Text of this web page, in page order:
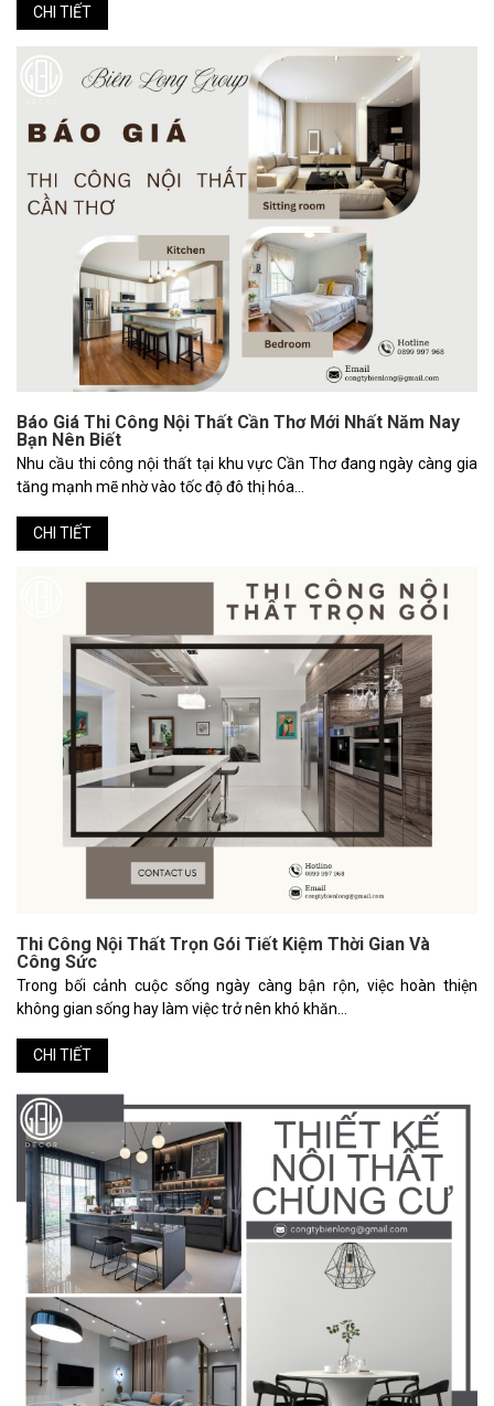
CHI TIẾT
Báo Giá Thi Công Nội Thất Cần Thơ Mới Nhất Năm Nay
Bạn Nên Biết
Nhu cầu thi công nội thất tại khu vực Cần Thơ đang ngày càng gia
tăng mạnh mẽ nhờ vào tốc độ đô thị hóa...
CHI TIẾT
Thi Công Nội Thất Trọn Gói Tiết Kiệm Thời Gian Và
Công Sức
Trong bối cảnh cuộc sống ngày càng bận rộn, việc hoàn thiện
không gian sống hay làm việc trở nên khó khăn...
CHI TIẾT